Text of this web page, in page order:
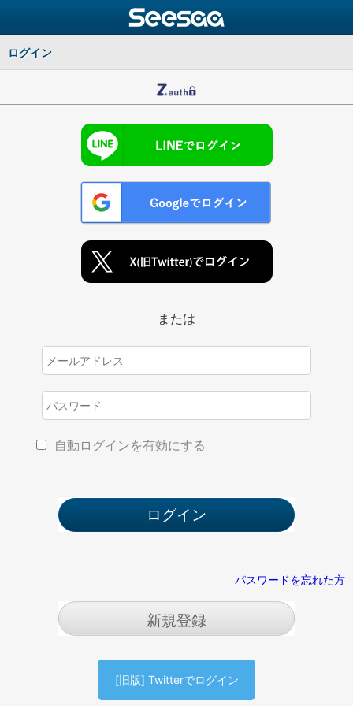
ログイン
または
自動ログインを有効にする
パスワードを忘れた方
新規登録
[旧版] Twitterでログイン